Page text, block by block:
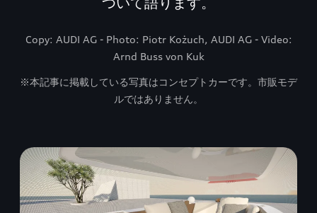
Copy: AUDI AG - Photo: Piotr Kożuch, AUDI AG - Video:
Arnd Buss von Kuk
※本記事に掲載している写真はコンセプトカーです。市販モデ
ルではありません。